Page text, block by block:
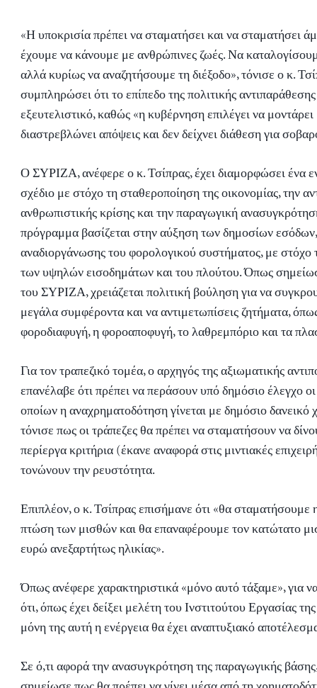
«Η υποκρισία πρέπει να σταματήσει και να σταματήσει
έχουμε να κάνουμε με ανθρώπινες ζωές. Να
αλλά κυρίως να αναζητήσουμε τη διέξοδο», τόνισε ο κ.
συμπληρώσει ότι το επίπεδο της πολιτικής αντιπαράθεσης
εξευτελιστικό, καθώς «η κυβέρνηση επιλέγει να μοντάρει
διαστρεβλώνει απόψεις και δεν δείχνει διάθεση για
Ο ΣΥΡΙΖΑ, ανέφερε ο κ. Τσίπρας, έχει διαμορφώσει ένα
σχέδιο με στόχο τη σταθεροποίηση της οικονομίας, την
ανθρωπιστικής κρίσης και την παραγωγική
πρόγραμμα βασίζεται στην αύξηση των δημοσίων
αναδιοργάνωσης του φορολογικού συστήματος, με
των υψηλών εισοδημάτων και του πλούτου. Όπως
του ΣΥΡΙΖΑ, χρειάζεται πολιτική βούληση για να
μεγάλα συμφέροντα και να αντιμετωπίσεις ζητήματα,
φοροδιαφυγή, η φοροαποφυγή, το λαθρεμπόριο και τα
Για τον τραπεζικό τομέα, ο αρχηγός της αξιωματικής
επανέλαβε ότι πρέπει να περάσουν υπό δημόσιο έλεγχο
οποίων η αναχρηματοδότηση γίνεται με δημόσιο δανεικό
τόνισε πως οι τράπεζες θα πρέπει να σταματήσουν να
περίεργα κριτήρια (έκανε αναφορά στις μιντιακές
τονώνουν την ρευστότητα.
Επιπλέον, ο κ. Τσίπρας επισήμανε ότι «θα σταματήσουμε
πτώση των μισθών και θα επαναφέρουμε τον κατώτατο
ευρώ ανεξαρτήτως ηλικίας».
Όπως ανέφερε χαρακτηριστικά «μόνο αυτό τάξαμε», για
ότι, όπως έχει δείξει μελέτη του Ινστιτούτου Εργασίας
μόνη της αυτή η ενέργεια θα έχει αναπτυξιακό
Σε ό,τι αφορά την ανασυγκρότηση της παραγωγικής